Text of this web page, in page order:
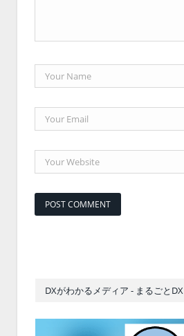
DXがわかるメディア - まるごとDX